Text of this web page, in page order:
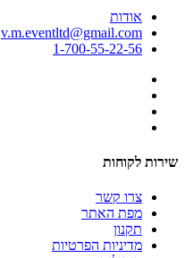
אודות
v.m.eventltd@gmail.com
1-700-55-22-56
שירות לקוחות
צרו קשר
מפת האתר
תקנון
מדיניות הפרטיות